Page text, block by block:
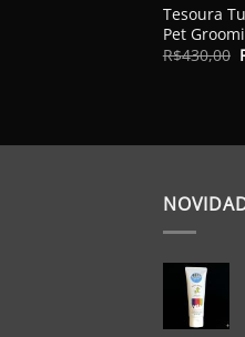
Tesoura
Pet
R$430,00